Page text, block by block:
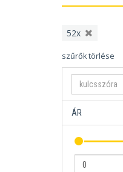
52x
szűrők törlése
ÁR